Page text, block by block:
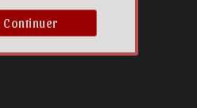
Continuer